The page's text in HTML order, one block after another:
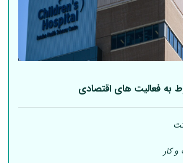
به فعالیت های اقتصادی
کار